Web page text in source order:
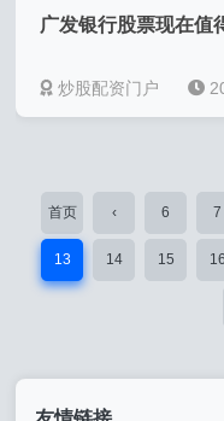
广发银行股票现在值
炒股配资门户
首页 ‹ 6 7
13 14 15 16